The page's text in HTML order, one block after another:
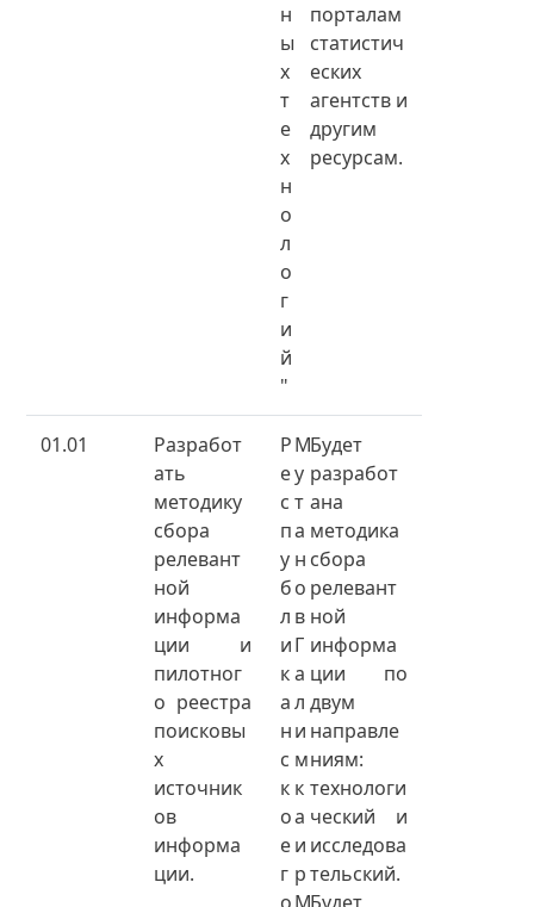
н
ы
х
т
е
х
н
о
л
о
г
и
й
"
порталам
статистич
еских
агентств и
другим
ресурсам.
01.01
Разработ
ать
методику
сбора
релевант
ной
информа
ции и
пилотног
о реестра
поисковы
х
источник
ов
информа
ции.
Р
е
с
п
у
б
л
и
к
а
н
с
к
о
е
г
о
М
у
т
а
н
о
в
Г
а
л
и
м
к
а
и
р
М
Будет
разработ
ана
методика
сбора
релевант
ной
информа
ции по
двум
направле
ниям:
технологи
ческий и
исследова
тельский.
Будет